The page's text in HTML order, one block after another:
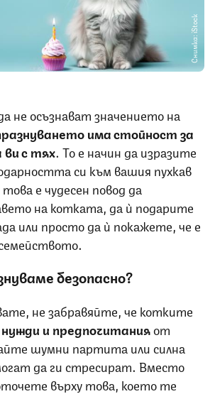
Снимка: iStock
не осъзнават значението на
има стойност за
ви с тях. То е начин да изразите
си към вашия пухкав
е чудесен повод да
на котката, да ѝ подарите
или просто да ѝ покажете, че е
безопасно?
не забравяйте, че котките
нужди и предпочитанияот
шумни партита или силна
да ги стресират. Вместо
върху това, което те